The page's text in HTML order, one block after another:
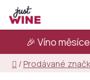
Přejít
na
obsah
🎉 Víno
Domů
/ Prodávané